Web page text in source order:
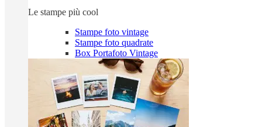
Le stampe più cool
Stampe foto vintage
Stampe foto quadrate
Box Portafoto Vintage